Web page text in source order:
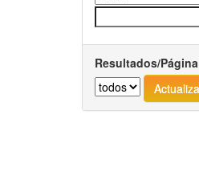
Resultados/Página